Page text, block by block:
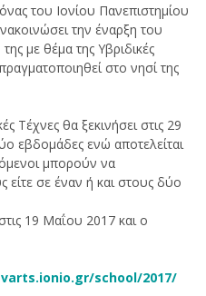
του Ιονίου Πανεπιστημίου
την έναρξη του
με θέμα της Υβριδικές
στο νησί της
Τέχνες θα ξεκινήσει στις 29
εβδομάδες ενώ αποτελείται
μπορούν να
σε έναν ή και στους δύο
19 Μαΐου 2017 και ο
school/2017/